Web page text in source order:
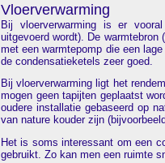
Vloerverwarming
Bij vloerverwarming is er
uitgevoerd wordt). De
met een warmtepomp die een
de condensatieketels zeer goed.
Bij vloerverwarming ligt het
mogen geen tapijten geplaatst
oudere installatie gebaseerd op
van nature kouder zijn
Het is soms interessant om een
gebruikt. Zo kan men een ruimte